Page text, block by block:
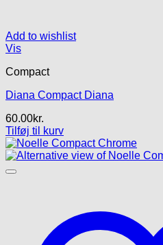
Add to wishlist
Vis
Compact
Diana Compact Diana
60.00kr.
Tilføj til kurv